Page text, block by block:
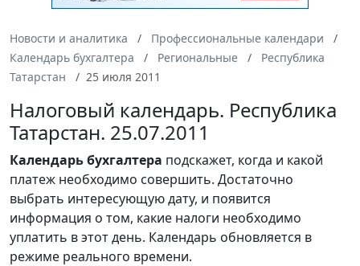
Новости и аналитика
Профессиональные календари
Календарь бухгалтера
Региональные
Республика
Татарстан
25 июля 2011
Налоговый календарь. Республика
Татарстан. 25.07.2011
Календарьбухгалтера подскажет, когда и какой
платеж необходимо совершить. Достаточно
выбрать интересующую дату, и появится
информация о том, какие налоги необходимо
уплатить в этот день. Календарь обновляется в
режиме реального времени.